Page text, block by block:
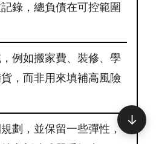
錄，總負債在可控範圍
例如搬家費、裝修、學
，而非用來填補高風險
劃，並保留一些彈性，
↓